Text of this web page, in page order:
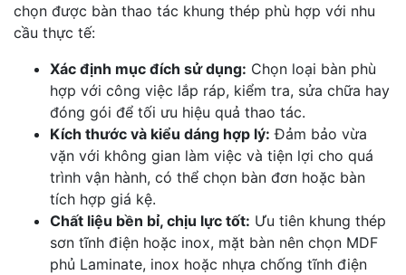
chọn được bàn thao tác khung thép phù hợp với nhu
cầu thực tế:
Xác định mục đích sử dụng: Chọn loại bàn phù
hợp với công việc lắp ráp, kiểm tra, sửa chữa hay
đóng gói để tối ưu hiệu quả thao tác.
Kích thước và kiểu dáng hợp lý: Đảm bảo vừa
vặn với không gian làm việc và tiện lợi cho quá
trình vận hành, có thể chọn bàn đơn hoặc bàn
tích hợp giá kệ.
Chất liệu bền bỉ, chịu lực tốt: Ưu tiên khung thép
sơn tĩnh điện hoặc inox, mặt bàn nên chọn MDF
phủ Laminate, inox hoặc nhựa chống tĩnh điện